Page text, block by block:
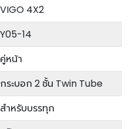
VIGO 4X2
Y05-14
คู่หน้า
กระบอก 2 ชั้น Twin Tube
สำหรับบรรทุก